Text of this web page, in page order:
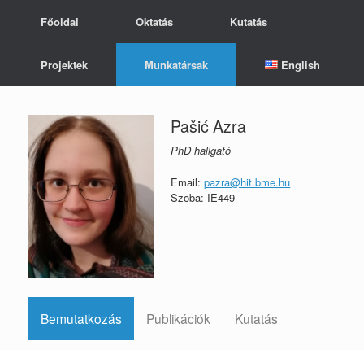
Főoldal Oktatás Kutatás
Projektek Munkatársak English
Pašić Azra
PhD hallgató
Email:pazra@hit.bme.hu
Szoba: IE449
Bemutatkozás Publikációk Kutatás